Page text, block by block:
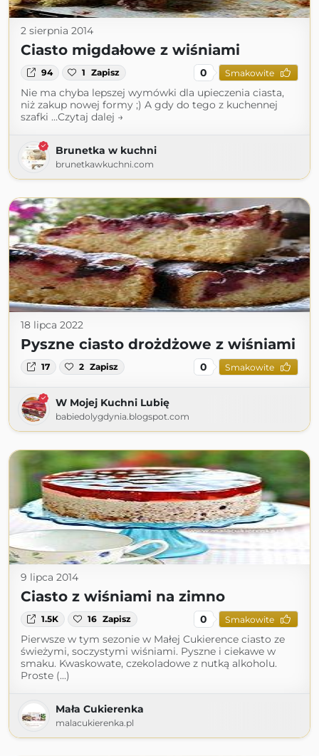
2 sierpnia 2014
Ciasto migdałowe z wiśniami
94 1 Zapisz 0 Smakowite
Nie ma chyba lepszej wymówki dla upieczenia ciasta,
niż zakup nowej formy ;) A gdy do tego z kuchennej
szafki …Czytaj dalej →
Brunetka w kuchni
brunetkawkuchni.com
18 lipca 2022
Pyszne ciasto drożdżowe z wiśniami
17 2 Zapisz 0 Smakowite
W Mojej Kuchni Lubię
babiedolygdynia.blogspot.com
9 lipca 2014
Ciasto z wiśniami na zimno
1.5K 16 Zapisz 0 Smakowite
Pierwsze w tym sezonie w Małej Cukierence ciasto ze
świeżymi, soczystymi wiśniami. Pyszne i ciekawe w
smaku. Kwaskowate, czekoladowe z nutką alkoholu.
Proste (...)
Mała Cukierenka
malacukierenka.pl